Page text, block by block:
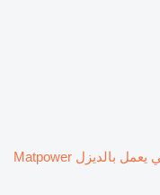
مولد كهربائي يعمل بالديزل Matpower